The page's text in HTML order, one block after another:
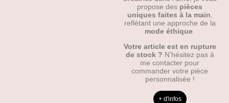
propose des pièces
uniques faites à la main
reflétant une approche de la
mode éthique
Votre article est en rupture
de stock ? N’hésitez pas à
me contacter pour
commander votre pièce
personnalisée !
+ d'infos